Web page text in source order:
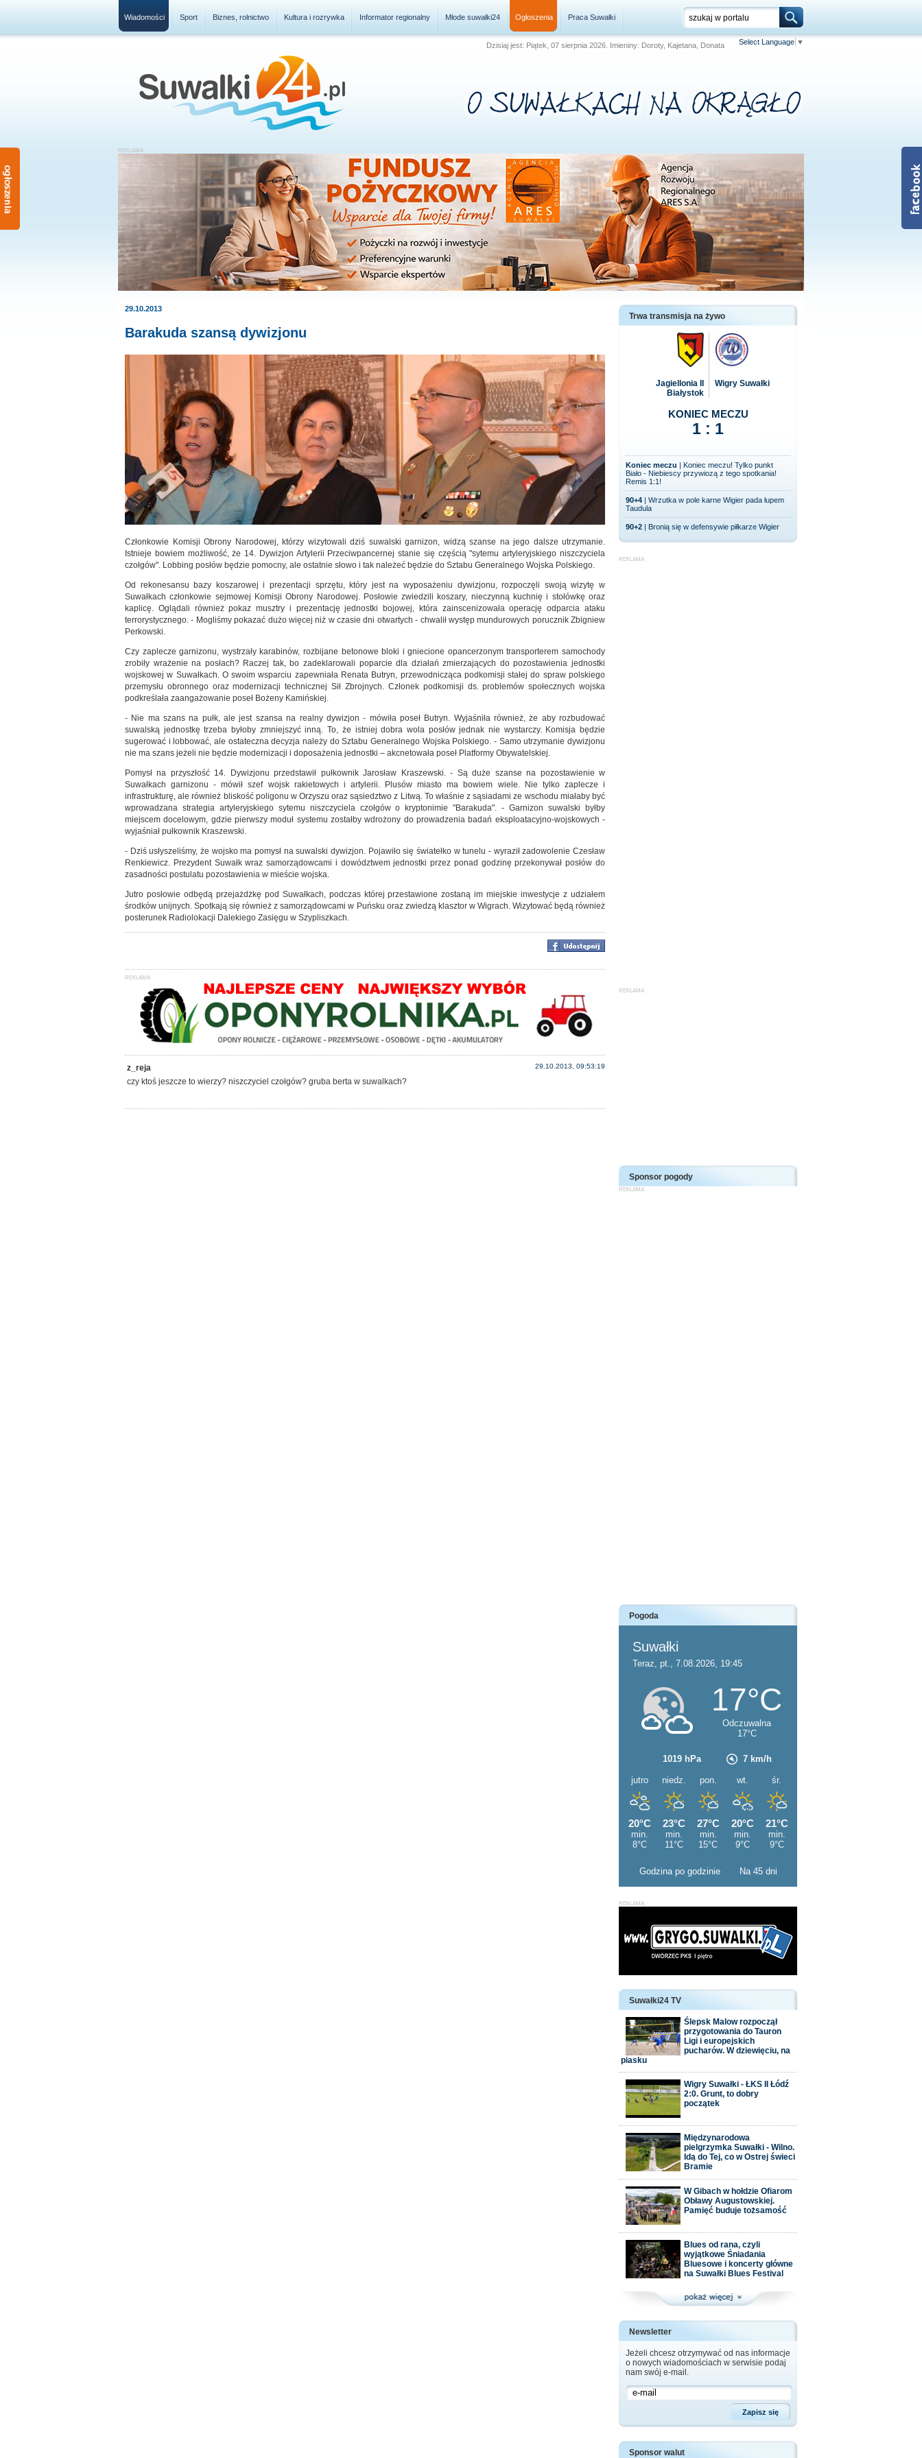
Wiadomości Sport Biznes, rolnictwo Kultura i rozrywka Informator regionalny Młode suwałki24 Ogłoszenia Praca Suwałki
Dzisiaj jest: Piątek, 07 sierpnia 2026. Imieniny: Doroty, Kajetana, Donata Select Language ▼
29.10.2013
Barakuda szansą dywizjonu
Członkowie Komisji Obrony Narodowej, którzy wizytowali dziś suwalski garnizon, widzą szanse na jego dalsze utrzymanie.
Istnieje bowiem możliwość, że 14. Dywizjon Artylerii Przeciwpancernej stanie się częścią "sytemu artyleryjskiego niszczyciela
czołgów". Lobbing posłów będzie pomocny, ale ostatnie słowo i tak należeć będzie do Sztabu Generalnego Wojska Polskiego.
Od rekonesansu bazy koszarowej i prezentacji sprzętu, który jest na wyposażeniu dywizjonu, rozpoczęli swoją wizytę w
Suwałkach członkowie sejmowej Komisji Obrony Narodowej. Posłowie zwiedzili koszary, nieczynną kuchnię i stołówkę oraz
kaplicę. Oglądali również pokaz musztry i prezentację jednostki bojowej, która zainscenizowała operację odparcia ataku
terrorystycznego. - Mogliśmy pokazać dużo więcej niż w czasie dni otwartych - chwalił występ mundurowych porucznik Zbigniew
Perkowski.
Czy zaplecze garnizonu, wystrzały karabinów, rozbijane betonowe bloki i gniecione opancerzonym transporterem samochody
zrobiły wrażenie na posłach? Raczej tak, bo zadeklarowali poparcie dla działań zmierzających do pozostawienia jednostki
wojskowej w Suwałkach. O swoim wsparciu zapewniała Renata Butryn, przewodnicząca podkomisji stałej do spraw polskiego
przemysłu obronnego oraz modernizacji technicznej Sił Zbrojnych. Członek podkomisji ds. problemów społecznych wojska
podkreślała zaangażowanie poseł Bożeny Kamińskiej.
- Nie ma szans na pułk, ale jest szansa na realny dywizjon - mówiła poseł Butryn. Wyjaśniła również, że aby rozbudować
suwalską jednostkę trzeba byłoby zmniejszyć inną. To, że istniej dobra wola posłów jednak nie wystarczy. Komisja będzie
sugerować i lobbować, ale ostateczna decyzja należy do Sztabu Generalnego Wojska Polskiego. - Samo utrzymanie dywizjonu
nie ma szans jeżeli nie będzie modernizacji i doposażenia jednostki – akcnetowała poseł Platformy Obywatelskiej.
Pomysł na przyszłość 14. Dywizjonu przedstawił pułkownik Jarosław Kraszewski. - Są duże szanse na pozostawienie w
Suwałkach garnizonu - mówił szef wojsk rakietowych i artylerii. Plusów miasto ma bowiem wiele. Nie tylko zaplecze i
infrastrukturę, ale również bliskość poligonu w Orzyszu oraz sąsiedztwo z Litwą. To właśnie z sąsiadami ze wschodu miałaby być
wprowadzana strategia artyleryjskiego sytemu niszczyciela czołgów o kryptonimie "Barakuda". - Garnizon suwalski byłby
miejscem docelowym, gdzie pierwszy moduł systemu zostałby wdrożony do prowadzenia badań eksploatacyjno-wojskowych -
wyjaśniał pułkownik Kraszewski.
- Dziś usłyszeliśmy, że wojsko ma pomysł na suwalski dywizjon. Pojawiło się światełko w tunelu - wyraził zadowolenie Czesław
Renkiewicz. Prezydent Suwałk wraz samorządowcami i dowództwem jednostki przez ponad godzinę przekonywał posłów do
zasadności postulatu pozostawienia w mieście wojska.
Jutro posłowie odbędą przejażdżkę pod Suwałkach, podczas której przestawione zostaną im miejskie inwestycje z udziałem
środków unijnych. Spotkają się również z samorządowcami w Puńsku oraz zwiedzą klasztor w Wigrach. Wizytować będą również
posterunek Radiolokacji Dalekiego Zasięgu w Szypliszkach.
29.10.2013, 09:53:19
z_reja
czy ktoś jeszcze to wierzy? niszczyciel czołgów? gruba berta w suwalkach?
Trwa transmisja na żywo
Jagiellonia II
Białystok
Wigry Suwałki
KONIEC MECZU
1 : 1
Koniec meczu | Koniec meczu! Tylko punkt
Biało - Niebiescy przywiozą z tego spotkania!
Remis 1:1!
90+4 | Wrzutka w pole karne Wigier pada łupem
Taudula
90+2 | Bronią się w defensywie piłkarze Wigier
Sponsor pogody
Pogoda
Godzina po godzinie Na 45 dni
Suwałki24 TV
Ślepsk Malow rozpoczął
przygotowania do Tauron
Ligi i europejskich
pucharów. W dziewięciu, na
piasku
Wigry Suwałki - ŁKS II Łódź
2:0. Grunt, to dobry
początek
Międzynarodowa
pielgrzymka Suwałki - Wilno.
Idą do Tej, co w Ostrej świeci
Bramie
W Gibach w hołdzie Ofiarom
Obławy Augustowskiej.
Pamięć buduje tożsamość
Blues od rana, czyli
wyjątkowe Śniadania
Bluesowe i koncerty główne
na Suwałki Blues Festival
Newsletter
Jeżeli chcesz otrzymywać od nas informacje
o nowych wiadomościach w serwisie podaj
nam swój e-mail.
Sponsor walut